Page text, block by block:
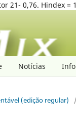
0,76. Hindex =
Notícias
(edição regular) /